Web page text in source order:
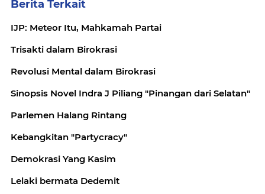
Berita Terkait
IJP: Meteor Itu, Mahkamah Partai
Trisakti dalam Birokrasi
Revolusi Mental dalam Birokrasi
Sinopsis Novel Indra J Piliang "Pinangan dari Selatan"
Parlemen Halang Rintang
Kebangkitan "Partycracy"
Demokrasi Yang Kasim
Lelaki bermata Dedemit